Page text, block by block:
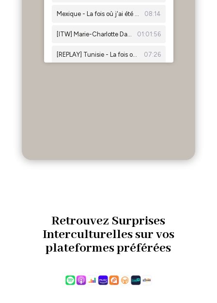
Retrouvez Surprises
Interculturelles sur vos
plateformes préférées